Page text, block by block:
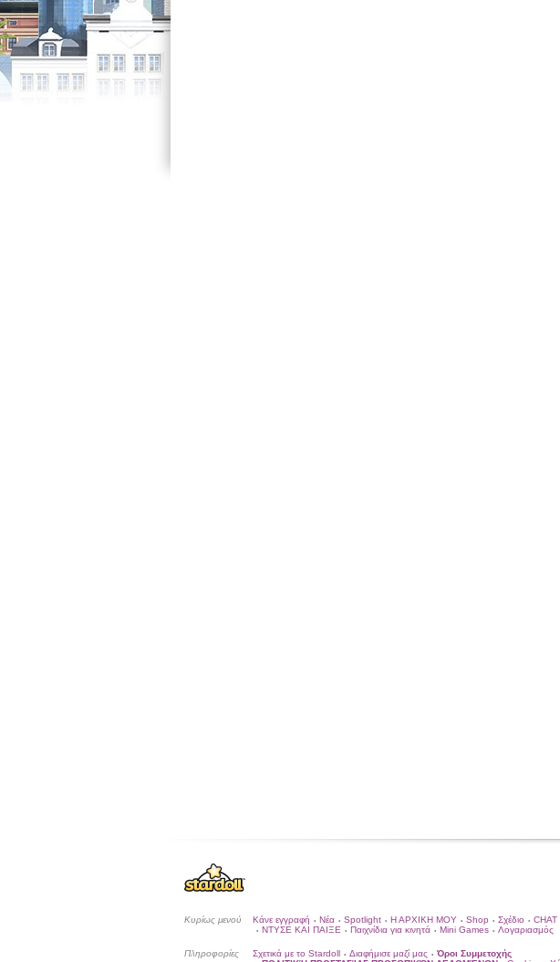
Κυρίως μενού Κάνε εγγραφή • Νέα • Spotlight • Η ΑΡΧΙΚΗ ΜΟΥ • Shop • Σχέδιο • CHAT
• ΝΤΥΣΕ ΚΑΙ ΠΑΙΞΕ • Παιχνίδια για κινητά • Mini Games • Λογαριασμός
Πληροφορίες Σχετικά με το Stardoll • Διαφήμισε μαζί μας • Όροι Συμμετοχής